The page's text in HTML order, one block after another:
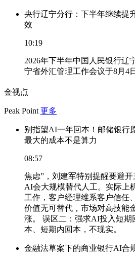
央行辽宁分行：下半年继续提
效
10:19
2026年下半年中国人民银行辽
宁省外汇管理工作会议于8月4
金视点
Peak Point 更多
别指望AI一年回本！邮储银行
最大的成本不是算力
08:57
焦虑”，刘建军特别提醒要避开
AI会大规模替代人工。实际上
工作，客户经理维系客户信任
价值无可替代，市场对高技能
涨。 误区二：强求AI投入短期
本、短期内回本，不现实。
金融法草案下的商业银行AI合